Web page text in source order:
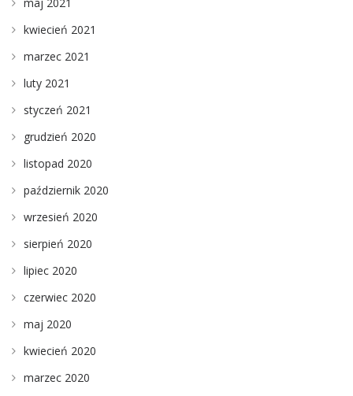
maj 2021
kwiecień 2021
marzec 2021
luty 2021
styczeń 2021
grudzień 2020
listopad 2020
październik 2020
wrzesień 2020
sierpień 2020
lipiec 2020
czerwiec 2020
maj 2020
kwiecień 2020
marzec 2020